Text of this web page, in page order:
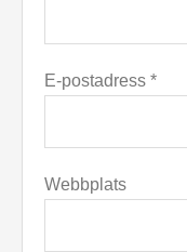
E-postadress *
Webbplats